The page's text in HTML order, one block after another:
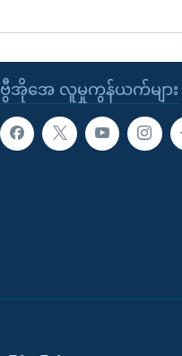
ဗွီအိုအေ လူမှုကွန်ယက်များ